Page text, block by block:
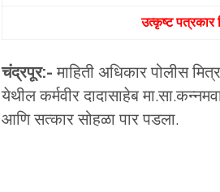
उत्कृष्ट पत्रकार
चंद्रपूर:-माहिती अधिकार पोलीस
येथील कर्मवीर दादासाहेब
आणि सत्कार सोहळा पार पडला.